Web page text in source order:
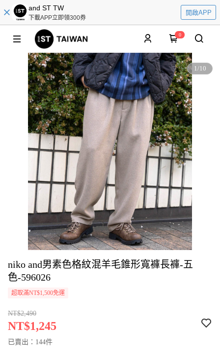
and ST TW
下載APP立即領300券
開啟APP
0
1/10
niko and男素色格紋混羊毛錐形寬褲長褲-五
色-596026
超取滿NT$1,500免運
NT$2,490
NT$1,245
已賣出：144件